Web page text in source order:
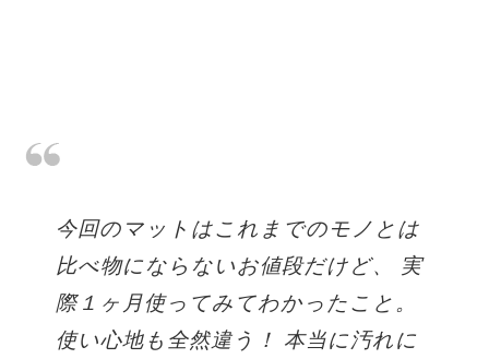
今回のマットはこれまでのモノとは
比べ物にならないお値段だけど、 実
際１ヶ月使ってみてわかったこと。
使い心地も全然違う！ 本当に汚れに